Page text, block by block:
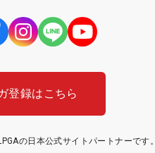
登録はこちら
の日本公式サイトパートナーです。